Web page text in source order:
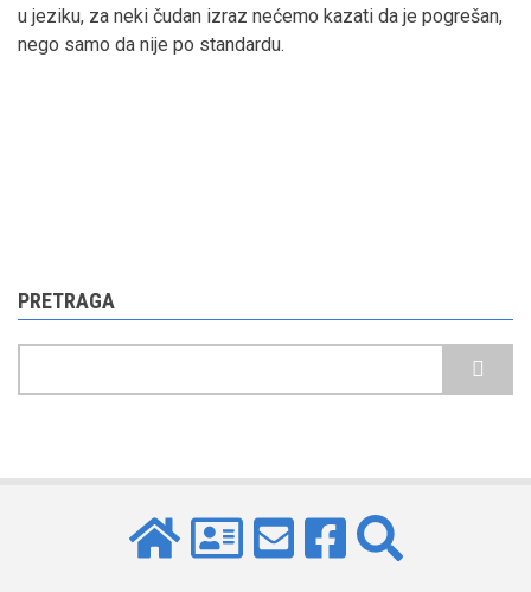
u jeziku, za neki čudan izraz nećemo kazati da je pogrešan,
nego samo da nije po standardu.
PRETRAGA